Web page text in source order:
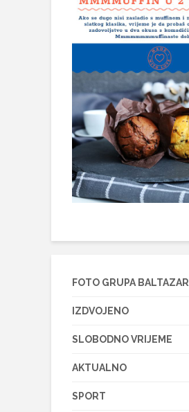
FOTO GRUPA BALTAZAR
IZDVOJENO
SLOBODNO VRIJEME
AKTUALNO
SPORT